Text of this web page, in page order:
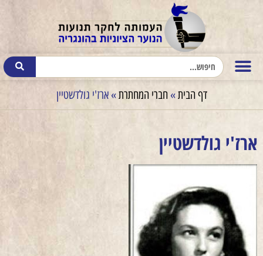
דף הבית» חברי המחתרת»ארז'י גולדשטיין
ארז'י גולדשטיין